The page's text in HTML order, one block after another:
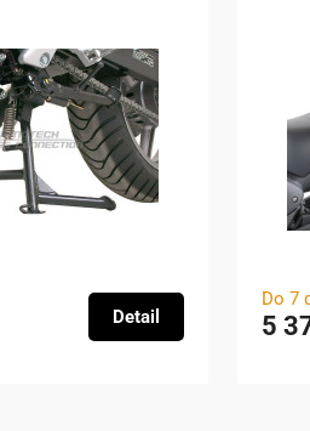
Detail
Do 7
5